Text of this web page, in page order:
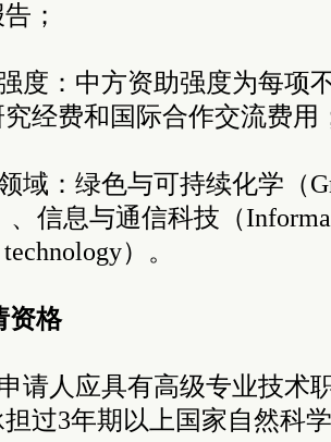
；
度：中方资助强度为每项
经费和国际合作交流费用
域：绿色与可持续化学（
、信息与通信科技（
）。
资格
请人应具有高级专业技术
过3年期以上国家自然科